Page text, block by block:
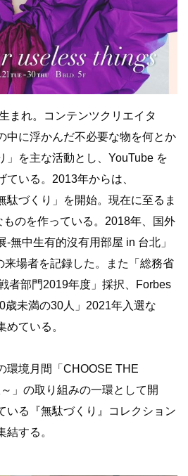
まれ。コンテンツクリエイタ
中に浮かんだ不必要な物を何とか
」を主な活動とし、YouTube を
いる。2013年からは、
駄づくり」を開始。現在に至るま
のを作っている。2018年、国外
無中生有的沒有用部屋 in 台北」
来場者を記録した。また「総務省
者部門2019年度」採択、Forbes
歳未満の30人」2021年入選な
めている。
環境月間「CHOOSE THE
」の取り組みの一環として開
いる『無駄づくり』コレクション
する。